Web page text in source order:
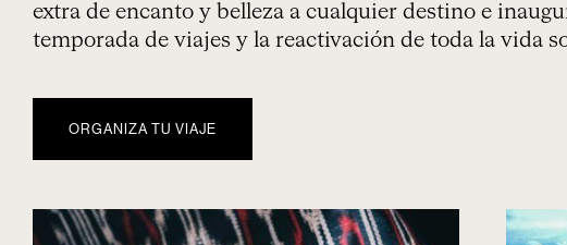
extra de encanto y belleza a cualquier destino e
temporada de viajes y la reactivación de toda la vida
ORGANIZA TU VIAJE